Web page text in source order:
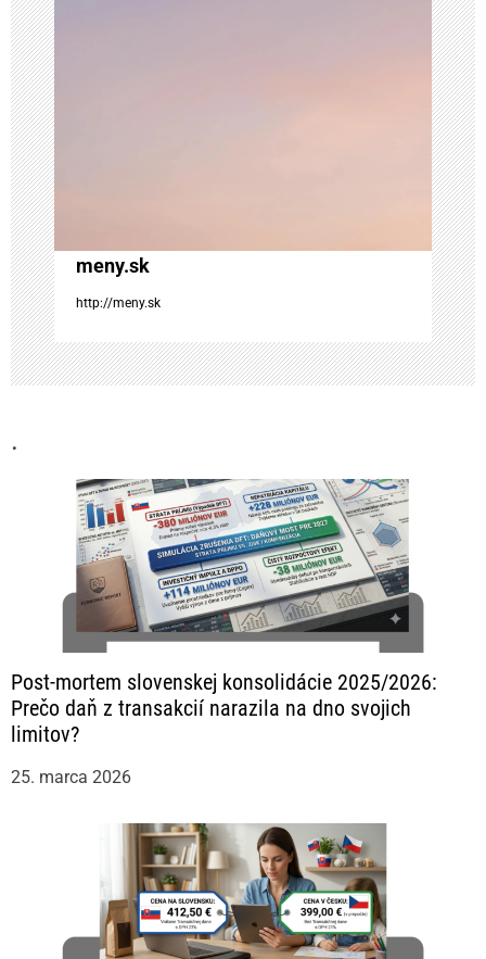
a
v
č
l
á
n
k
u
meny.sk
http://meny.sk
.
Post-mortem slovenskej konsolidácie 2025/2026:
Prečo daň z transakcií narazila na dno svojich
limitov?
25. marca 2026